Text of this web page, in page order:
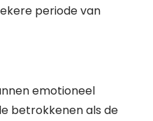
periode van
emotioneel
betrokkenen als de